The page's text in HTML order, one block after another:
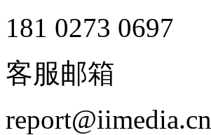
181 0273 0697
客服邮箱
report@iimedia.cn